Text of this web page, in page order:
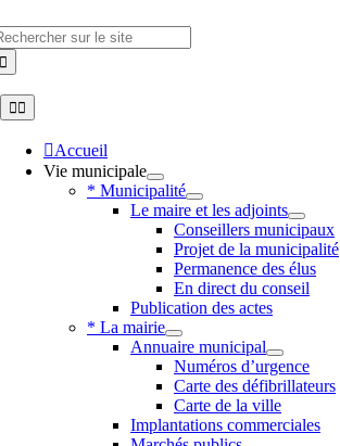
to
content
Toggle
Navigation
Accueil
Vie municipale
* Municipalité
Le maire et les adjoints
Conseillers municipaux
Projet de la municipalité
Permanence des élus
En direct du conseil
Publication des actes
* La mairie
Annuaire municipal
Numéros d’urgence
Carte des défibrillateurs
Carte de la ville
Implantations commerciales